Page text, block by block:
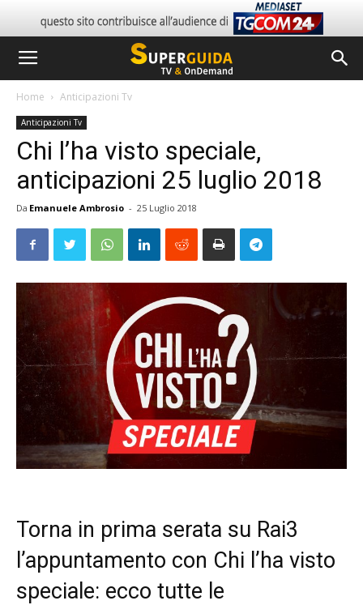
Home Anticipazioni Tv
Anticipazioni Tv
Chi l’ha visto speciale,
anticipazioni 25 luglio 2018
Da Emanuele Ambrosio - 25 Luglio 2018
Torna in prima serata su Rai3
l’appuntamento con Chi l’ha visto
speciale: ecco tutte le